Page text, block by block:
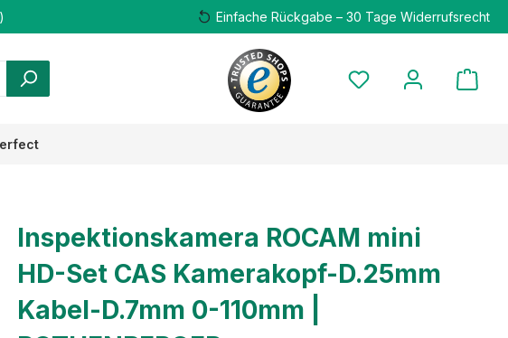
Einfache Rückgabe – 30 Tage Widerrufsrecht
Inspektionskamera ROCAM mini
HD-Set CAS Kamerakopf-D.25mm
Kabel-D.7mm 0-110mm |